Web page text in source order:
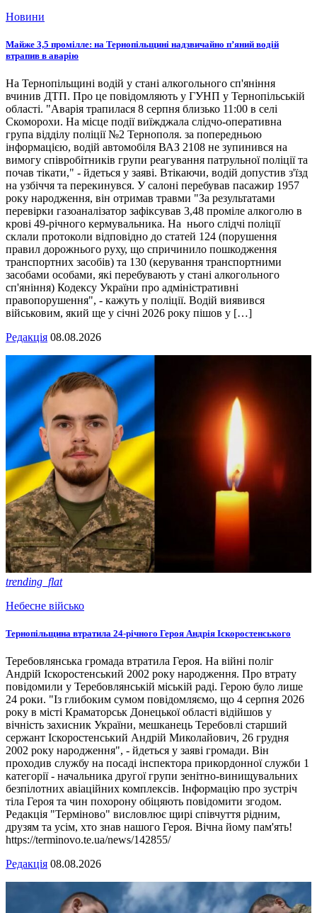
Новини
Майже 3,5 промілле: на Тернопільщині надзвичайно п’яний водій
втрапив в аварію
На Тернопільщині водій у стані алкогольного сп'яніння
вчинив ДТП. Про це повідомляють у ГУНП у Тернопільській
області. "Аварія трапилася 8 серпня близько 11:00 в селі
Скоморохи. На місце події виїжджала слідчо-оперативна
група відділу поліції №2 Тернополя. за попередньою
інформацією, водій автомобіля ВАЗ 2108 не зупинився на
вимогу співробітників групи реагування патрульної поліції та
почав тікати," - йдеться у заяві. Втікаючи, водій допустив з'їзд
на узбіччя та перекинувся. У салоні перебував пасажир 1957
року народження, він отримав травми "За результатами
перевірки газоаналізатор зафіксував 3,48 проміле алкоголю в
крові 49-річного кермувальника. На нього слідчі поліції
склали протоколи відповідно до статей 124 (порушення
правил дорожнього руху, що спричинило пошкодження
транспортних засобів) та 130 (керування транспортними
засобами особами, які перебувають у стані алкогольного
сп'яніння) Кодексу України про адміністративні
правопорушення", - кажуть у поліції. Водій виявився
військовим, який ще у січні 2026 року пішов у […]
Редакція 08.08.2026
trending_flat
Небесне військо
Тернопільщина втратила 24-річного Героя Андрія Іскоростенського
Теребовлянська громада втратила Героя. На війні поліг
Андрій Іскоростенський 2002 року народження. Про втрату
повідомили у Теребовлянській міській раді. Герою було лише
24 роки. "Із глибоким сумом повідомляємо, що 4 серпня 2026
року в місті Краматорськ Донецької області відійшов у
вічність захисник України, мешканець Теребовлі старший
сержант Іскоростенський Андрій Миколайович, 26 грудня
2002 року народження", - йдеться у заяві громади. Він
проходив службу на посаді інспектора прикордонної служби 1
категорії - начальника другої групи зенітно-винищувальних
безпілотних авіаційних комплексів. Інформацію про зустріч
тіла Героя та чин похорону обіцяють повідомити згодом.
Редакція "Терміново" висловлює щирі співчуття рідним,
друзям та усім, хто знав нашого Героя. Вічна йому пам'ять!
https://terminovo.te.ua/news/142855/
Редакція 08.08.2026